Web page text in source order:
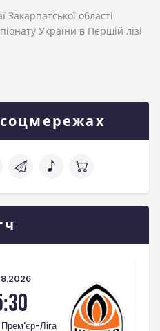
області
України в Першій лізі
Прем'єр-Ліга